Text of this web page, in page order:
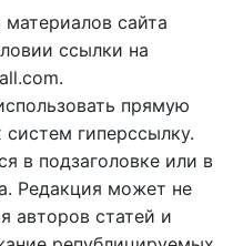
сайта
ссылки на
прямую
гиперссылку.
в подзаголовке или в
Редакция может не
авторов статей и